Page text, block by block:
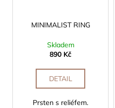
MINIMALIST RING
Skladem
890 Kč
DETAIL
Prsten s reliéfem.